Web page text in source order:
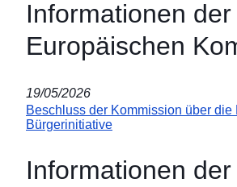
Informationen der
Europäischen
19/05/2026
Beschluss der Kommission über die
Bürgerinitiative
Informationen der